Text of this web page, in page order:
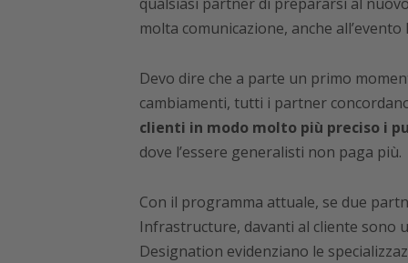
molta comunicazione, anche
Devo dire che a parte un primo
cambiamenti, tutti i partner
clienti in modo molto più preciso i
dove l’essere generalisti non paga più.
Con il programma attuale, se due
Infrastructure, davanti al cliente sono
Designation evidenziano le